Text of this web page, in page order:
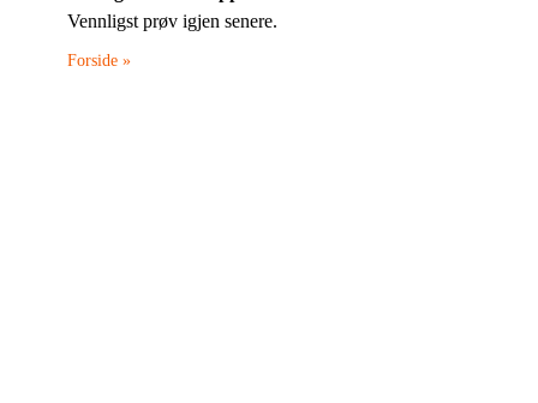
Vennligst prøv igjen senere.
Forside »